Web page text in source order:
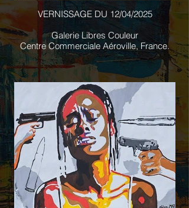
VERNISSAGE DU 12/04/2025
Galerie Libres Couleur
Centre Commerciale Aéroville, France.